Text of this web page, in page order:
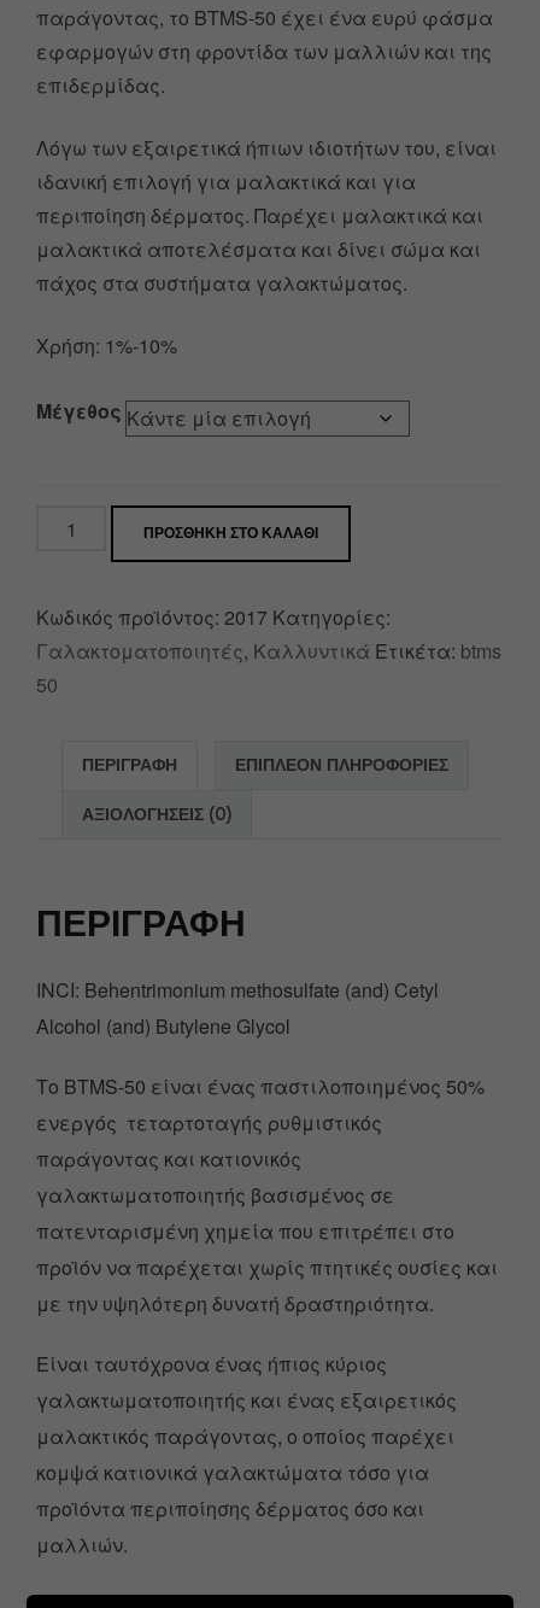
παράγοντας, το BTMS-50 έχει ένα ευρύ φάσμα
εφαρμογών στη φροντίδα των μαλλιών και της
επιδερμίδας.
Λόγω των εξαιρετικά ήπιων ιδιοτήτων του, είναι
ιδανική επιλογή για μαλακτικά και για
περιποίηση δέρματος. Παρέχει μαλακτικά και
μαλακτικά αποτελέσματα και δίνει σώμα και
πάχος στα συστήματα γαλακτώματος.
Χρήση: 1%-10%
Μέγεθος
ΠΡΟΣΘΉΚΗ ΣΤΟ ΚΑΛΆΘΙ
Κωδικός προϊόντος: 2017 Κατηγορίες:
Γαλακτοματοποιητές, Καλλυντικά Ετικέτα: btms
50
ΠΕΡΙΓΡΑΦΉ ΕΠΙΠΛΈΟΝ ΠΛΗΡΟΦΟΡΊΕΣ
ΑΞΙΟΛΟΓΉΣΕΙΣ (0)
ΠΕΡΙΓΡΑΦΉ
INCI: Behentrimonium methosulfate (and) Cetyl
Alcohol (and) Butylene Glycol
Το BTMS-50 είναι ένας παστιλοποιημένος 50%
ενεργός τεταρτοταγής ρυθμιστικός
παράγοντας και κατιονικός
γαλακτωματοποιητής βασισμένος σε
πατενταρισμένη χημεία που επιτρέπει στο
προϊόν να παρέχεται χωρίς πτητικές ουσίες και
με την υψηλότερη δυνατή δραστηριότητα.
Είναι ταυτόχρονα ένας ήπιος κύριος
γαλακτωματοποιητής και ένας εξαιρετικός
μαλακτικός παράγοντας, ο οποίος παρέχει
κομψά κατιονικά γαλακτώματα τόσο για
προϊόντα περιποίησης δέρματος όσο και
μαλλιών.